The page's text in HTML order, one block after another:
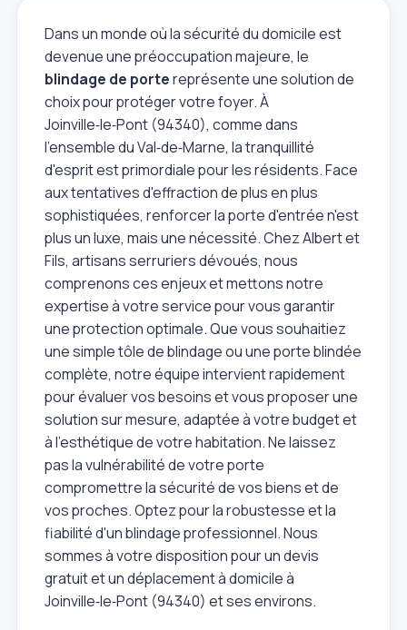
Dans un monde où la sécurité du domicile est
devenue une préoccupation majeure, le
blindage de portereprésente une solution de
choix pour protéger votre foyer. À
Joinville‑le‑Pont (94340), comme dans
l'ensemble du Val‑de‑Marne, la tranquillité
d'esprit est primordiale pour les résidents. Face
aux tentatives d'effraction de plus en plus
sophistiquées, renforcer la porte d'entrée n'est
plus un luxe, mais une nécessité. Chez Albert et
Fils, artisans serruriers dévoués, nous
comprenons ces enjeux et mettons notre
expertise à votre service pour vous garantir
une protection optimale. Que vous souhaitiez
une simple tôle de blindage ou une porte blindée
complète, notre équipe intervient rapidement
pour évaluer vos besoins et vous proposer une
solution sur mesure, adaptée à votre budget et
à l'esthétique de votre habitation. Ne laissez
pas la vulnérabilité de votre porte
compromettre la sécurité de vos biens et de
vos proches. Optez pour la robustesse et la
fiabilité d'un blindage professionnel. Nous
sommes à votre disposition pour un devis
gratuit et un déplacement à domicile à
Joinville‑le‑Pont (94340) et ses environs.